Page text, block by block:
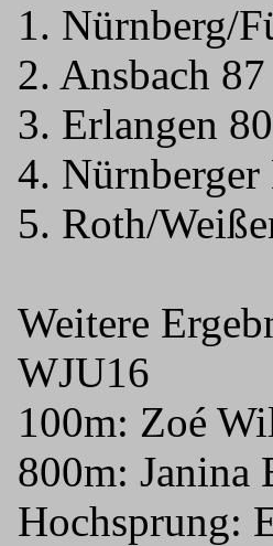
1. Nürnberg/
2. Ansbach 87
3. Erlangen
4. Nürnberger
5. Roth/
Weitere
WJU16
100m: Zoé
800m: Janina
Hochsprung: